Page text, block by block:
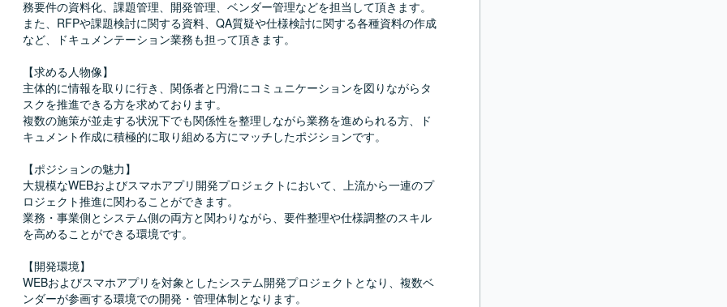
務要件の資料化、課題管理、開発管理、ベンダー管理などを担当して頂きます。
また、RFPや課題検討に関する資料、QA質疑や仕様検討に関する各種資料の作成
など、ドキュメンテーション業務も担って頂きます。
【求める人物像】
主体的に情報を取りに行き、関係者と円滑にコミュニケーションを図りながらタ
スクを推進できる方を求めております。
複数の施策が並走する状況下でも関係性を整理しながら業務を進められる方、ド
キュメント作成に積極的に取り組める方にマッチしたポジションです。
【ポジションの魅力】
大規模なWEBおよびスマホアプリ開発プロジェクトにおいて、上流から一連のプ
ロジェクト推進に関わることができます。
業務・事業側とシステム側の両方と関わりながら、要件整理や仕様調整のスキル
を高めることができる環境です。
【開発環境】
WEBおよびスマホアプリを対象としたシステム開発プロジェクトとなり、複数ベ
ンダーが参画する環境での開発・管理体制となります。